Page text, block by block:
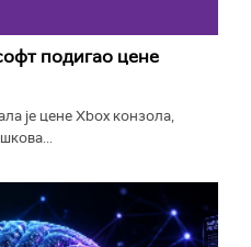
подигао цене
је цене Xbox конзола,